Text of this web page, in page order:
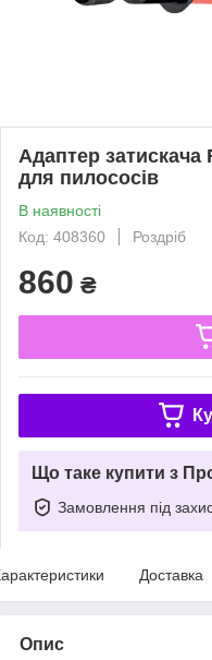
Адаптер затискача
для пилососів
В наявності
Код: 408360
Роздріб
860 ₴
Що таке купити з
Замовлення під
Доставка
Опис